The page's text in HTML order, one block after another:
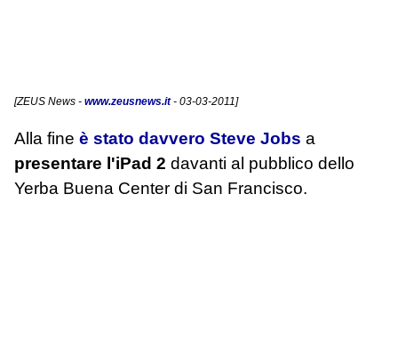
[ZEUS News - www.zeusnews.it- 03-03-2011]
Alla fine è stato davvero Steve Jobs a
presentare l'iPad 2 davanti al pubblico dello
Yerba Buena Center di San Francisco.